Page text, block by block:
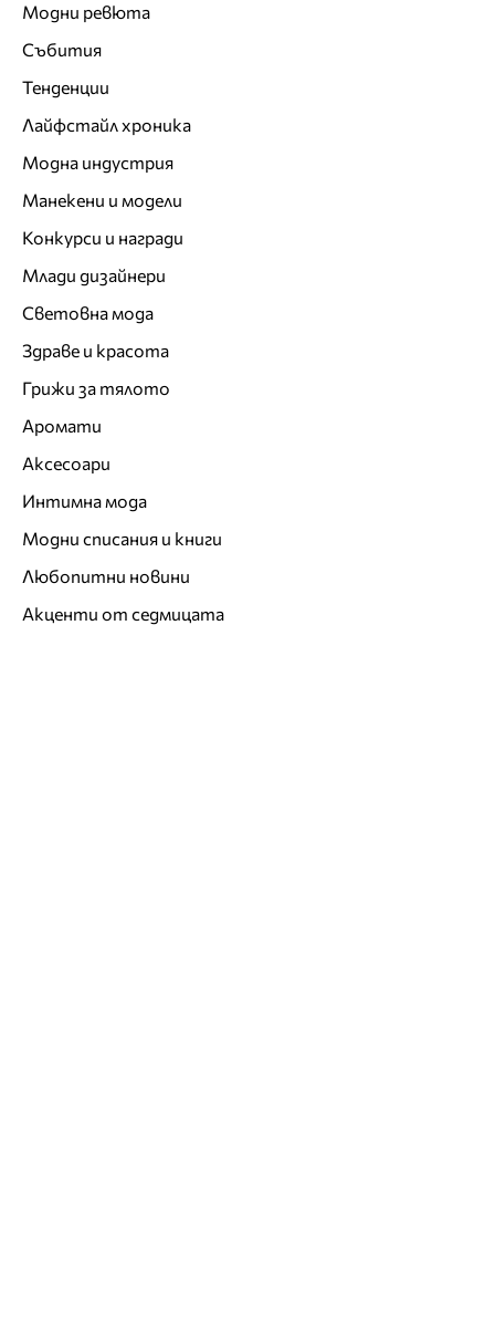
Модни ревюта
Събития
Тенденции
Лайфстайл хроника
Модна индустрия
Манекени и модели
Конкурси и награди
Млади дизайнери
Световна мода
Здраве и красота
Грижи за тялото
Аромати
Аксесоари
Интимна мода
Модни списания и книги
Любопитни новини
Акценти от седмицата